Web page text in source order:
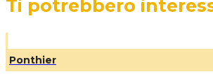
Ti potrebbero
Ponthier